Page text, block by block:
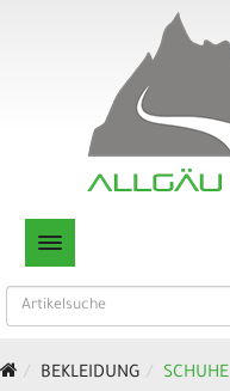
TOGGLE NAVIGATION
BEKLEIDUNG SCHUHE